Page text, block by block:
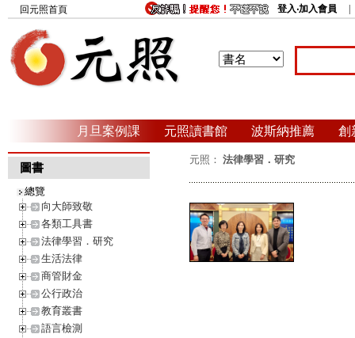
回元照首頁 登入‧加入會員
月旦案例課 元照讀書館 波斯納推薦 創
圖書
總覽
向大師致敬
各類工具書
法律學習．研究
生活法律
商管財金
公行政治
教育叢書
語言檢測
元照： 法律學習．研究